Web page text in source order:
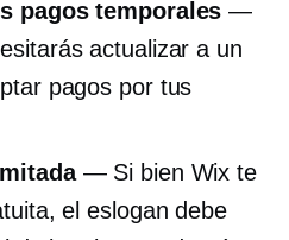
pagos temporales —
actualizar a un
pagos por tus
— Si bien Wix te
el eslogan debe